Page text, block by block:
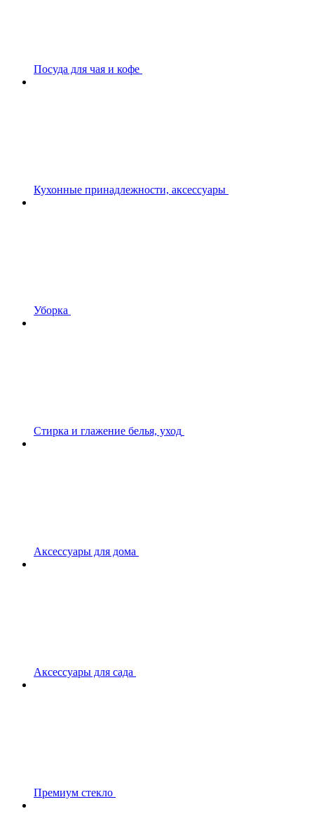
Посуда для чая и кофе
Кухонные принадлежности, аксессуары
Уборка
Стирка и глажение белья, уход
Аксессуары для дома
Аксессуары для сада
Премиум стекло